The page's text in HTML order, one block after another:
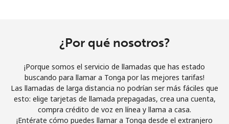
Únete
¡Hola!
¿Por qué nosotros?
¡Porque somos el servicio de llamadas que has estado
buscando para llamar a Tonga por las mejores tarifas!
Las llamadas de larga distancia no podrían ser más fáciles que
esto: elige tarjetas de llamada prepagadas, crea una cuenta,
compra crédito de voz en línea y llama a casa.
¡Entérate cómo puedes llamar a Tonga desde el extranjero